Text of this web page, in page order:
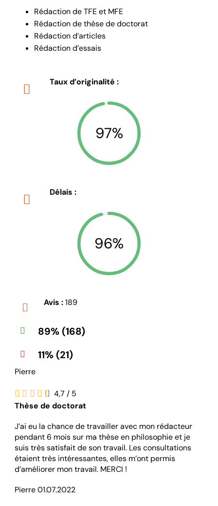
Rédaction de TFE et MFE
Rédaction de thèse de doctorat
Rédaction d’articles
Rédaction d’essais
Taux d’originalité :
97%
Délais :
96%
Avis :189
89% (168)
11% (21)
Pierre
4,7 / 5
Thèse de doctorat
J’ai eu la chance de travailler avec mon rédacteur
pendant 6 mois sur ma thèse en philosophie et je
suis très satisfait de son travail. Les consultations
étaient très intéressantes, elles m’ont permis
d’améliorer mon travail. MERCI !
Pierre 01.07.2022